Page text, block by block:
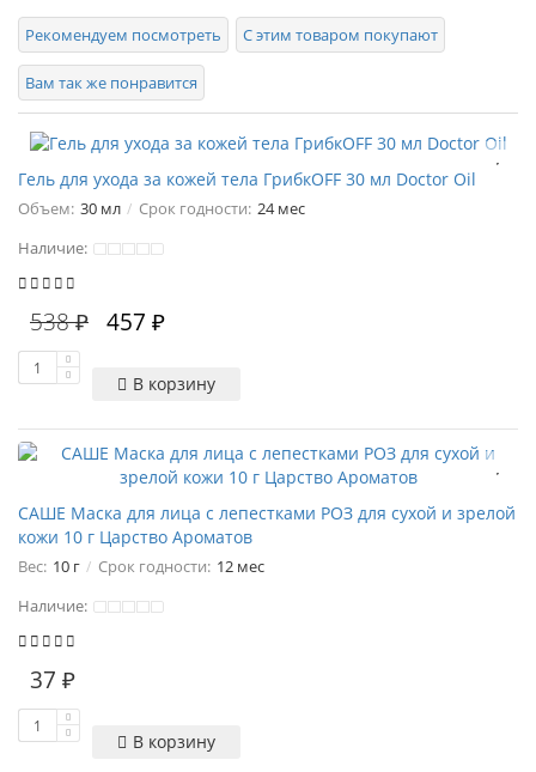
Рекомендуем посмотреть С этим товаром покупают
Вам так же понравится
Гель для ухода за кожей тела ГрибкOFF 30 мл Doctor Oil
Объем: 30 мл Срок годности: 24 мес
Наличие:
538 ₽ 457 ₽
В корзину
САШЕ Маска для лица с лепестками РОЗ для сухой и зрелой
кожи 10 г Царство Ароматов
Вес: 10 г Срок годности: 12 мес
Наличие:
37 ₽
В корзину